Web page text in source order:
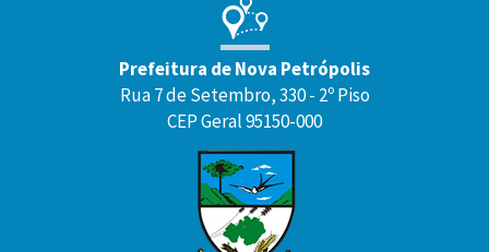
Prefeitura de Nova Petrópolis
Rua 7 de Setembro, 330 - 2º Piso
CEP Geral 95150-000